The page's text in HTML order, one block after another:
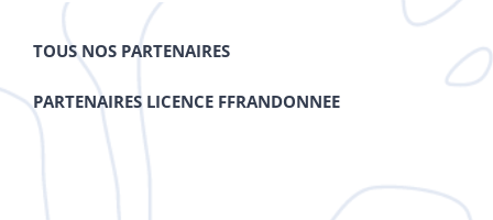
TOUS NOS PARTENAIRES
PARTENAIRES LICENCE FFRANDONNEE